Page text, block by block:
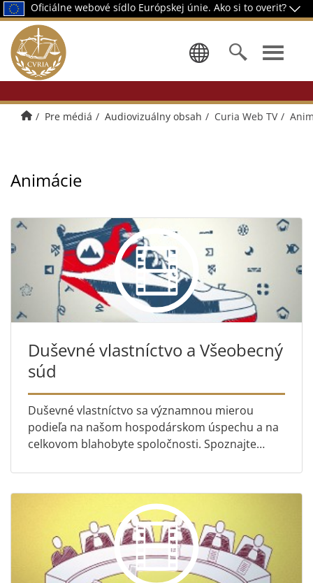
Oficiálne webové sídlo Európskej únie. Ako si to overiť?
Výber
Úvodná stránka
Pre médiá Audiovizuálny obsah Curia Web TV
Animácie
Duševné vlastníctvo a Všeobecný
súd
Duševné vlastníctvo sa významnou mierou
podieľa na našom hospodárskom úspechu a na
celkovom blahobyte spoločnosti. Spoznajte
rozhodovaní o tom, čo majú a čo n...